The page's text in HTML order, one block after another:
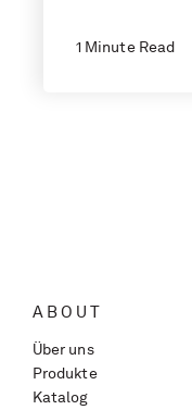
1 Minute Read
ABOUT
Über uns
Produkte
Katalog